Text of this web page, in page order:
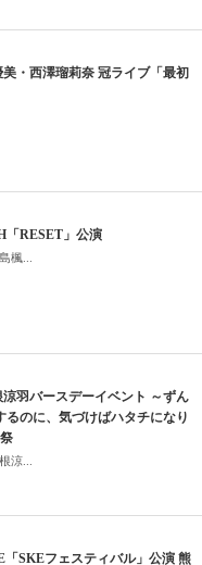
・西澤瑠莉奈 冠ライブ「最初
「RESET」公演
楓...
羽バースデーイベント ～ずん
のに、気づけばハタチになり
涼...
「SKEフェスティバル」公演 熊